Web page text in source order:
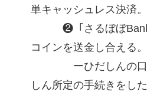
単キャッシュレス決済。
❷「さるぼぼBank
コインを送金し合える。
ーひだしんの口座
しん所定の手続きをし